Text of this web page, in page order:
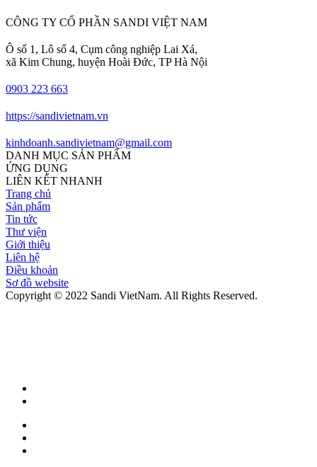
CÔNG TY CỔ PHẦN SANDI VIỆT NAM
Ô số 1, Lô số 4, Cụm công nghiệp Lai Xá,
xã Kim Chung, huyện Hoài Đức, TP Hà Nội
0903 223 663
https://sandivietnam.vn
kinhdoanh.sandivietnam@gmail.com
DANH MỤC SẢN PHẨM
ỨNG DỤNG
LIÊN KẾT NHANH
Trang chủ
Sản phẩm
Tin tức
Thư viện
Giới thiệu
Liên hệ
Điều khoản
Sơ đồ website
Copyright © 2022 Sandi VietNam. All Rights Reserved.